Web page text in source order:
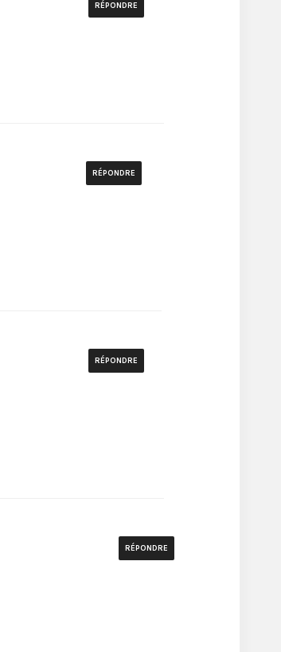
RÉPONDRE
RÉPONDRE
RÉPONDRE
RÉPONDRE